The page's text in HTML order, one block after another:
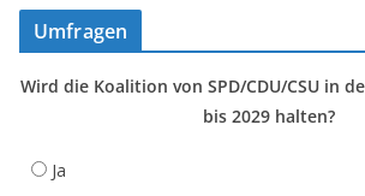
Umfragen
Wird die Koalition von SPD/CDU/CSU in
bis 2029 halten?
Ja